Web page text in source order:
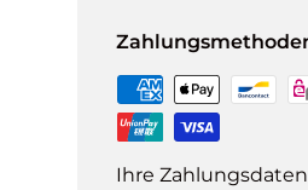
Ihre